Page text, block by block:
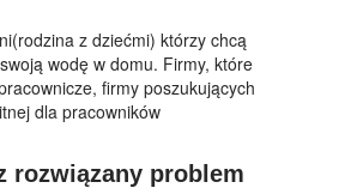
z dziećmi) którzy chcą
wodę w domu. Firmy, które
firmy poszukujących
dla pracowników
rozwiązany problem